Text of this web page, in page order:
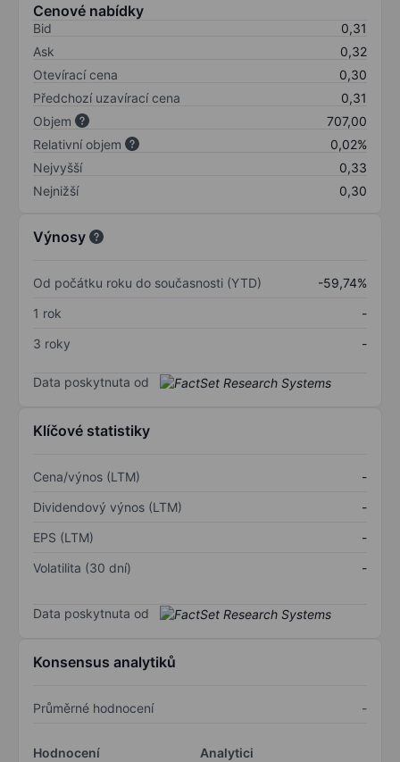
Cenové nabídky
Bid
0,31
Ask
0,32
Otevírací cena
0,30
Předchozí uzavírací cena
0,31
Objem
707,00
Relativní objem
0,02%
Nejvyšší
0,33
Nejnižší
0,30
Výnosy
Od počátku roku do současnosti (YTD)
-59,74%
1 rok
-
3 roky
-
Data poskytnuta od
Klíčové statistiky
Cena/výnos (LTM)
-
Dividendový výnos (LTM)
-
EPS (LTM)
-
Volatilita (30 dní)
-
Data poskytnuta od
Konsensus analytiků
Průměrné hodnocení -
Hodnocení
Analytici